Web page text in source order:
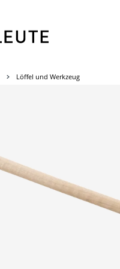
Löffel und Werkzeug